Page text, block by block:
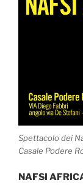
Spettacolo dei
Casale Podere
NAFSI